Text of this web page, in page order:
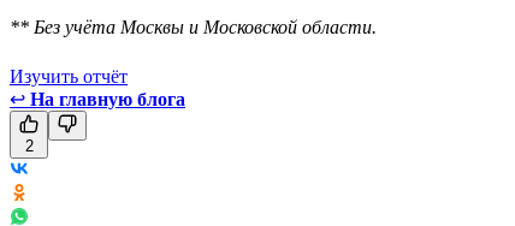
** Без учёта Москвы и Московской области.
Изучить отчёт
↩ На главную блога
2